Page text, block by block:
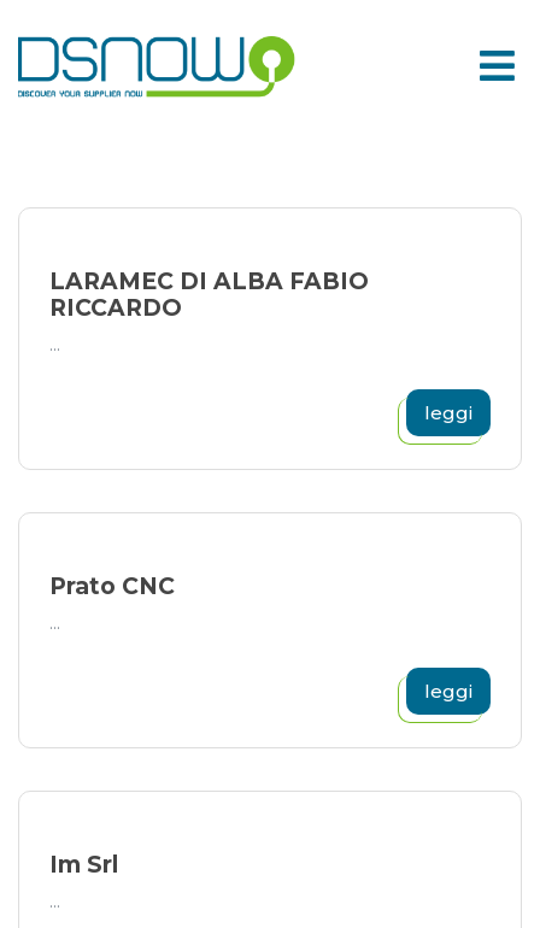
to
content
LARAMEC DI ALBA FABIO
RICCARDO
...
leggi
Prato CNC
...
leggi
Im Srl
...